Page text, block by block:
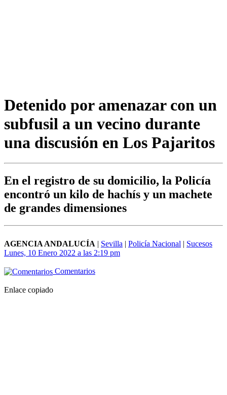
Detenido por amenazar con un
subfusil a un vecino durante
una discusión en Los Pajaritos
En el registro de su domicilio, la Policía
encontró un kilo de hachís y un machete
de grandes dimensiones
AGENCIA ANDALUCÍA | Sevilla | Policía Nacional | Sucesos
Lunes, 10 Enero 2022 a las 2:19 pm
Comentarios
Enlace copiado